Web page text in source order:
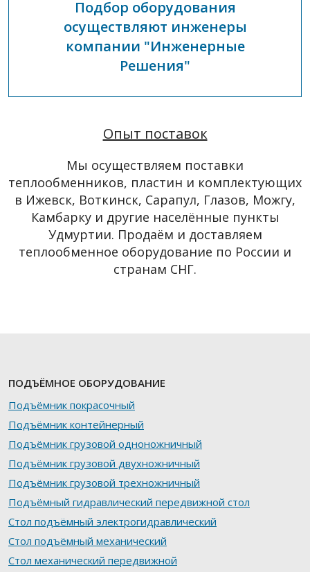
Подбор оборудования
осуществляют инженеры
компании "Инженерные
Решения"
Опыт поставок
Мы осуществляем поставки
теплообменников, пластин и комплектующих
в Ижевск, Воткинск, Сарапул, Глазов, Можгу,
Камбарку и другие населённые пункты
Удмуртии. Продаём и доставляем
теплообменное оборудование по России и
странам СНГ.
ПОДЪЁМНОЕ ОБОРУДОВАНИЕ
Подъёмник покрасочный
Подъёмник контейнерный
Подъёмник грузовой одноножничный
Подъёмник грузовой двухножничный
Подъёмник грузовой трехножничный
Подъёмный гидравлический передвижной стол
Стол подъёмный электрогидравлический
Стол подъёмный механический
Стол механический передвижной